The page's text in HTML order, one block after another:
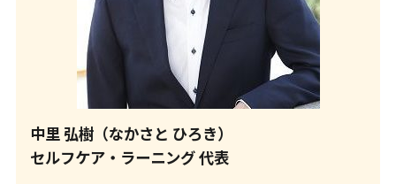
中里 弘樹（なかさと ひろき）
セルフケア・ラーニング 代表